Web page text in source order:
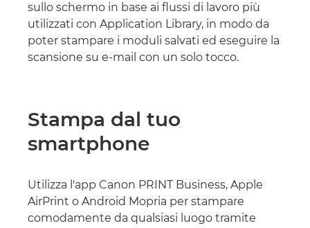
sullo schermo in base ai flussi di lavoro più
utilizzati con Application Library, in modo da
poter stampare i moduli salvati ed eseguire la
scansione su e-mail con un solo tocco.
Stampa dal tuo
smartphone
Utilizza l'app Canon PRINT Business, Apple
AirPrint o Android Mopria per stampare
comodamente da qualsiasi luogo tramite